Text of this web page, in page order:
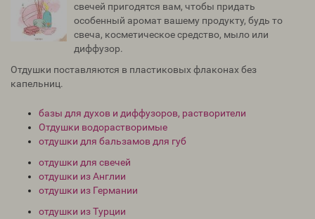
свечей пригодятся вам, чтобы придать
особенный аромат вашему продукту, будь то
свеча, косметическое средство, мыло или
диффузор.
Отдушки поставляются в пластиковых флаконах без
капельниц.
базы для духов и диффузоров, растворители
Отдушки водорастворимые
отдушки для бальзамов для губ
отдушки для свечей
отдушки из Англии
отдушки из Германии
отдушки из Турции